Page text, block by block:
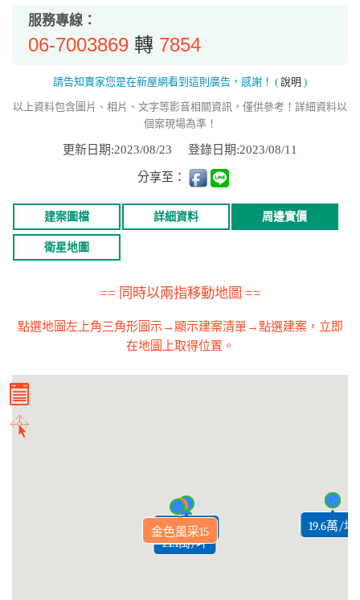
服務專線：
06-7003869 轉 7854
請告知賣家您是在新屋網看到這則廣告，感謝！ ( 說明 )
以上資料包含圖片、相片、文字等影音相關資訊，僅供參考！詳細資料以
個案現場為準！
更新日期:2023/08/23 登錄日期:2023/08/11
分享至：
建案圖檔 詳細資料 周邊實價
衛星地圖
== 同時以兩指移動地圖 ==
點選地圖左上角三角形圖示→顯示建案清單→點選建案，立即
在地圖上取得位置。
21.1萬/坪
22.2萬/坪
22萬/坪
金色風采15 20.2萬/坪
19.4萬/坪
19.6萬/坪